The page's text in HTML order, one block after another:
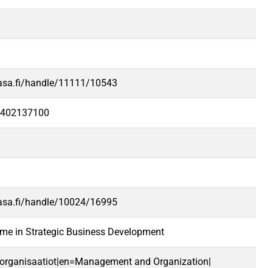
handle/11111/10543
handle/10024/16995
in Strategic Business Development
and Organization|